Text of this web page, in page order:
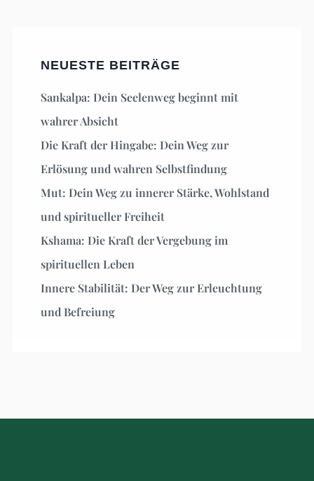
NEUESTE BEITRÄGE
Sankalpa: Dein Seelenweg beginnt mit
wahrer Absicht
Die Kraft der Hingabe: Dein Weg zur
Erlösung und wahren Selbstfindung
Mut: Dein Weg zu innerer Stärke, Wohlstand
und spiritueller Freiheit
Kshama: Die Kraft der Vergebung im
spirituellen Leben
Innere Stabilität: Der Weg zur Erleuchtung
und Befreiung